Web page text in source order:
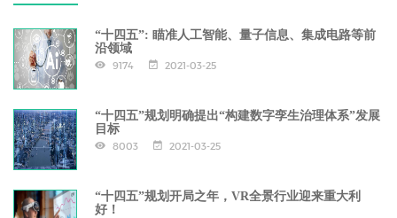
“十四五”: 瞄准人工智能、量子信息、集成电路等前
沿领域
9174 2021-03-25
“十四五”规划明确提出“构建数字孪生治理体系”发展
目标
8003 2021-03-25
“十四五”规划开局之年，VR全景行业迎来重大利
好！